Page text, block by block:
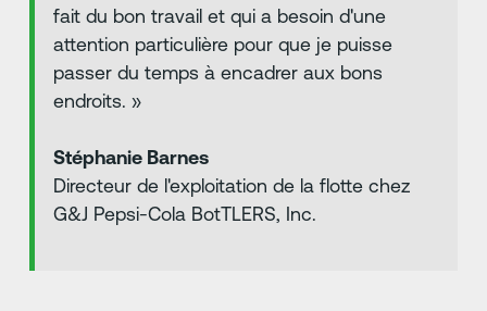
fait du bon travail et qui a besoin d'une
attention particulière pour que je puisse
passer du temps à encadrer aux bons
endroits. »
Stéphanie Barnes
Directeur de l'exploitation de la flotte chez
G&J Pepsi-Cola BotTLERS, Inc.